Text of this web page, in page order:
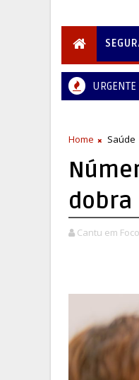
URGENTE
Home Saúde
dobra
Cantu em Foco